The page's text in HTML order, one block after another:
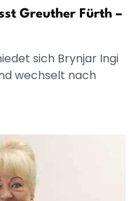
Greuther Fürth –
sich Brynjar Ingi
wechselt nach